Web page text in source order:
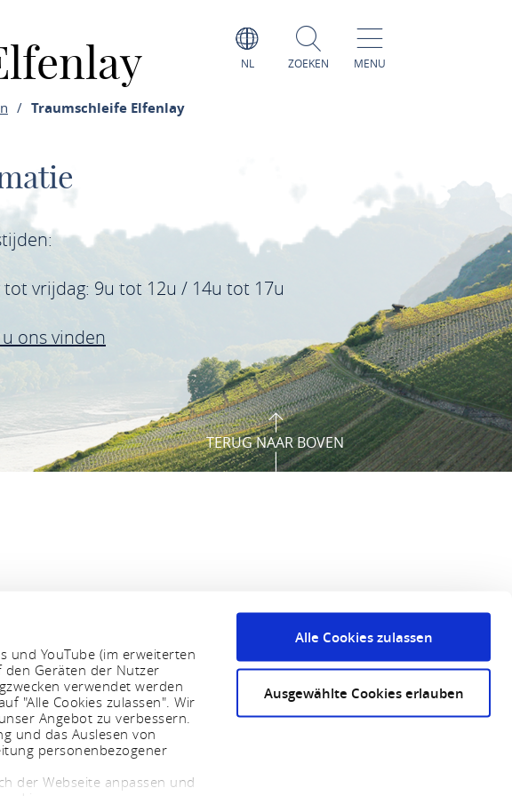
und YouTube (im erweiterten
den Geräten der Nutzer
verwendet werden
"Alle Cookies zulassen". Wir
Angebot zu verbessern.
und das Auslesen von
personenbezogener
der Webseite anpassen und
Alle Cookies zulassen
Ausgewählte Cookies erlauben
NL ZOEKEN MENU
Traumschleife Elfenlay
tot vrijdag: 9u tot 12u / 14u tot 17u
ons vinden
TERUG NAAR BOVEN